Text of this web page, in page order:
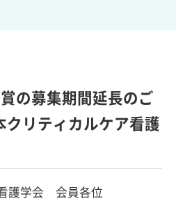
の募集期間延長のご
クリティカルケア看護
護学会　会員各位